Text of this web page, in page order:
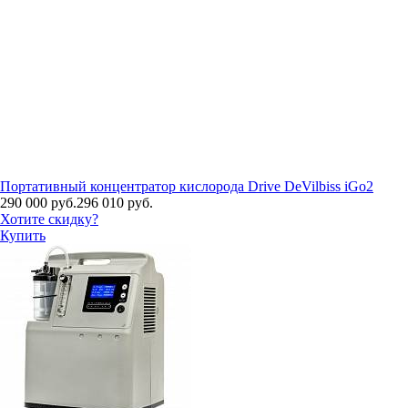
Портативный концентратор кислорода Drive DeVilbiss iGo2
290 000 руб.296 010 руб.
Хотите скидку?
Купить